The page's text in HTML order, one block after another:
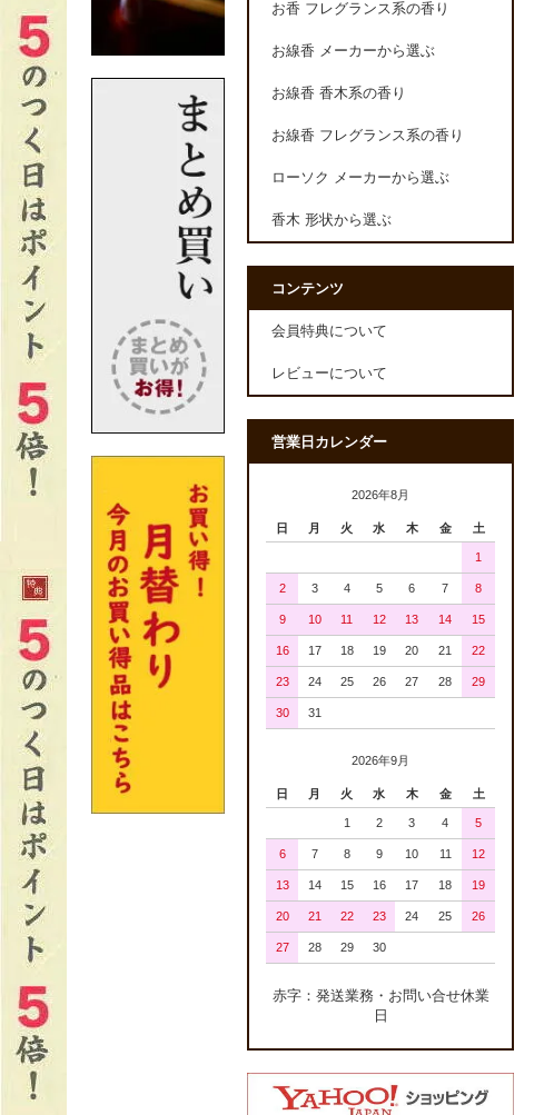
お香 フレグランス系の香り
お線香 メーカーから選ぶ
お線香 香木系の香り
お線香 フレグランス系の香り
ローソク メーカーから選ぶ
香木 形状から選ぶ
コンテンツ
会員特典について
レビューについて
営業日カレンダー
2026年8月
日 月 火 水 木 金 土
1
2 3 4 5 6 7 8
9 10 11 12 13 14 15
16 17 18 19 20 21 22
23 24 25 26 27 28 29
30 31
2026年9月
日 月 火 水 木 金 土
1 2 3 4 5
6 7 8 9 10 11 12
13 14 15 16 17 18 19
20 21 22 23 24 25 26
27 28 29 30
赤字：発送業務・お問い合せ休業
日